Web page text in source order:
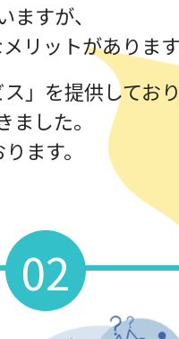
すが、
リットがあります
」を提供しており
した。
ます。